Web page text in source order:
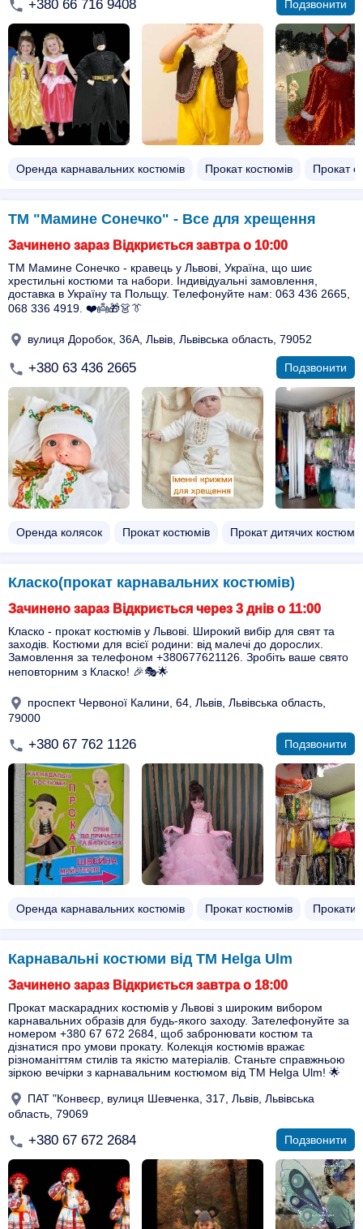
+380 66 716 9408 Подзвонити
Оренда карнавальних костюмів Прокат костюмів Прокат
ТМ "Мамине Сонечко" - Все для хрещення
Зачинено зараз Відкриється завтра о 10:00
ТМ Мамине Сонечко - кравець у Львові, Україна, що шиє
хрестильні костюми та набори. Індивідуальні замовлення,
доставка в Україну та Польщу. Телефонуйте нам: 063 436 2665,
068 336 4919. ❤️👼🎁👗👔
вулиця Доробок, 36А, Львів, Львівська область, 79052
+380 63 436 2665 Подзвонити
Оренда колясок Прокат костюмів Прокат дитячих костюмів
Класко(прокат карнавальних костюмів)
Зачинено зараз Відкриється через 3 днів о 11:00
Класко - прокат костюмів у Львові. Широкий вибір для свят та
заходів. Костюми для всієї родини: від малечі до дорослих.
Замовлення за телефоном +380677621126. Зробіть ваше свято
неповторним з Класко! 🎉🎭🌟
проспект Червоної Калини, 64, Львів, Львівська область,
79000
+380 67 762 1126 Подзвонити
Оренда карнавальних костюмів Прокат костюмів Прокати
Карнавальні костюми від ТМ Helga Ulm
Зачинено зараз Відкриється завтра о 18:00
Прокат маскарадних костюмів у Львові з широким вибором
карнавальних образів для будь-якого заходу. Зателефонуйте за
номером +380 67 672 2684, щоб забронювати костюм та
дізнатися про умови прокату. Колекція костюмів вражає
різноманіттям стилів та якістю матеріалів. Станьте справжньою
зіркою вечірки з карнавальним костюмом від ТМ Helga Ulm! 🌟
ПАТ "Конвеєр, вулиця Шевченка, 317, Львів, Львівська
область, 79069
+380 67 672 2684 Подзвонити